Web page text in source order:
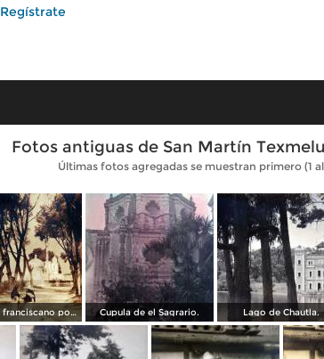
Regístrate
Fotos antiguas de San Martín
Últimas fotos agregadas se muestran primero (1 al
Convento franciscano por el Fotógrafo ricardo Mantel. Cupula de el Sagrario. Lago de Chautla.